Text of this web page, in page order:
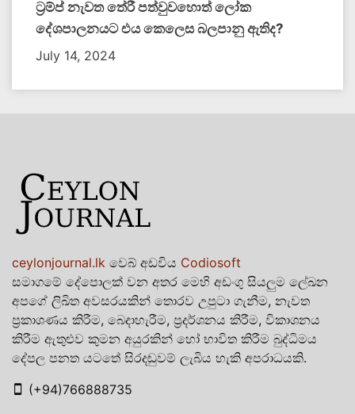
ට්‍රම්ප් නැවත තේරී පත්වුවහොත් ලෝක
දේශපාලනයට එය කෙලෙස බලපානු ඇතිද​?
July 14, 2024
ceylonjournal.lk වෙබ් අඩවිය Codiosoft
සමාගමේ දේපොලක් වන අතර මෙහි අඩංගු සියලුම ලේඛන
අපගේ ලිඛිත අවසරයකින් තොරව උපුටා ගැනීම, නැවත
ප්‍රකාශණය කිරීම, බෙදාහැරීම, ප්‍රදර්ශනය කිරීම, විකාශනය
කිරීම ඇතුළුව කුමන අයුරකින් හෝ භාවිත කිරීම බුද්ධිමය
දේපල පනත යටතේ සිරදඬුවම් ලැබිය හැකි අපරාධයකි.
(+94)766888735